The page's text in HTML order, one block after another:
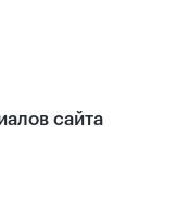
сайта